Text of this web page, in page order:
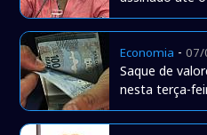
Economia -07/
Saque de
nesta terça-